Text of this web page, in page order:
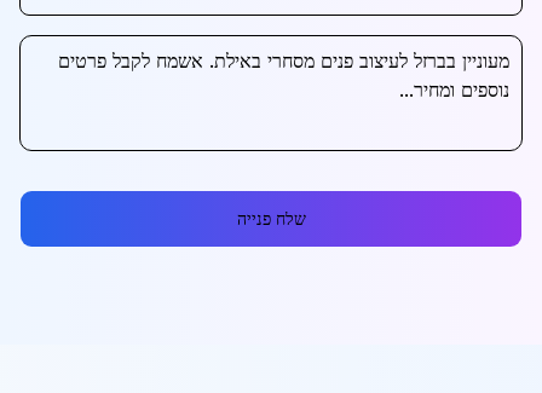
שלח פנייה